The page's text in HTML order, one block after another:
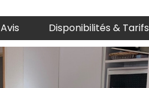
Avis Disponibilités & Tarifs